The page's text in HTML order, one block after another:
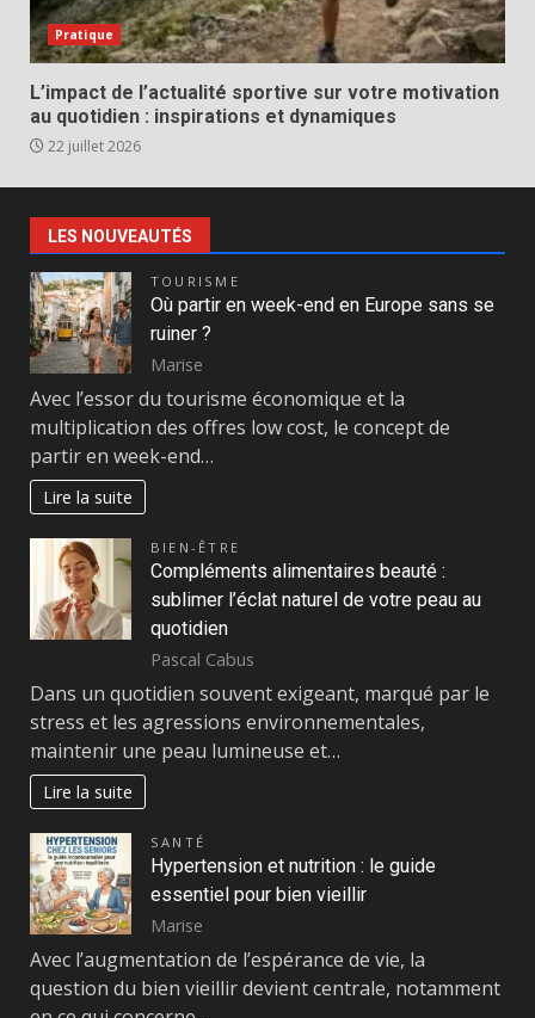
Pratique
L’impact de l’actualité sportive sur votre motivation
au quotidien : inspirations et dynamiques
22 juillet 2026
LES NOUVEAUTÉS
TOURISME
Où partir en week-end en Europe sans se
ruiner ?
Marise
Avec l’essor du tourisme économique et la
multiplication des offres low cost, le concept de
partir en week-end…
Lire la suite
BIEN-ÊTRE
Compléments alimentaires beauté :
sublimer l’éclat naturel de votre peau au
quotidien
Pascal Cabus
Dans un quotidien souvent exigeant, marqué par le
stress et les agressions environnementales,
maintenir une peau lumineuse et…
Lire la suite
SANTÉ
Hypertension et nutrition : le guide
essentiel pour bien vieillir
Marise
Avec l’augmentation de l’espérance de vie, la
question du bien vieillir devient centrale, notamment